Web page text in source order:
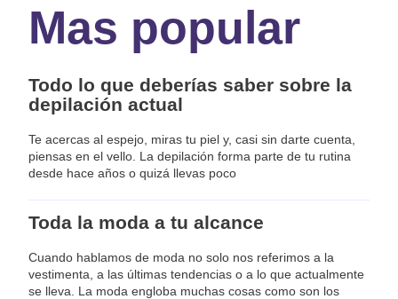
Mas popular
Todo lo que deberías saber sobre la
depilación actual
Te acercas al espejo, miras tu piel y, casi sin darte cuenta,
piensas en el vello. La depilación forma parte de tu rutina
desde hace años o quizá llevas poco
Toda la moda a tu alcance
Cuando hablamos de moda no solo nos referimos a la
vestimenta, a las últimas tendencias o a lo que actualmente
se lleva. La moda engloba muchas cosas como son los